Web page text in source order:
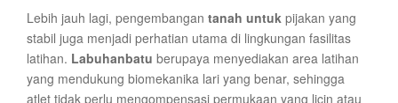
Lebih jauh lagi, pengembangan tanah untuk pijakan yang
stabil juga menjadi perhatian utama di lingkungan fasilitas
latihan. Labuhanbatu berupaya menyediakan area latihan
yang mendukung biomekanika lari yang benar, sehingga
atlet tidak perlu mengompensasi permukaan yang licin atau